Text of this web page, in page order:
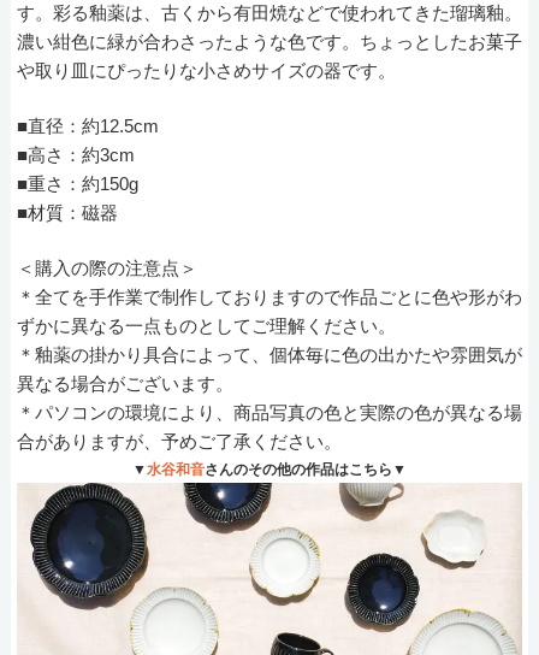
す。彩る釉薬は、古くから有田焼などで使われてきた瑠璃釉。
濃い紺色に緑が合わさったような色です。ちょっとしたお菓子
や取り皿にぴったりな小さめサイズの器です。
■直径：約12.5cm
■高さ：約3cm
■重さ：約150g
■材質：磁器
＜購入の際の注意点＞
＊全てを手作業で制作しておりますので作品ごとに色や形がわ
ずかに異なる一点ものとしてご理解ください。
＊釉薬の掛かり具合によって、個体毎に色の出かたや雰囲気が
異なる場合がございます。
＊パソコンの環境により、商品写真の色と実際の色が異なる場
合がありますが、予めご了承ください。
▼水谷和音さんのその他の作品はこちら▼